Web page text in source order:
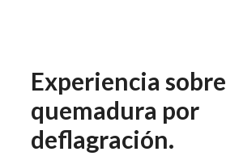
Experiencia sobre
quemadura por
deflagración.